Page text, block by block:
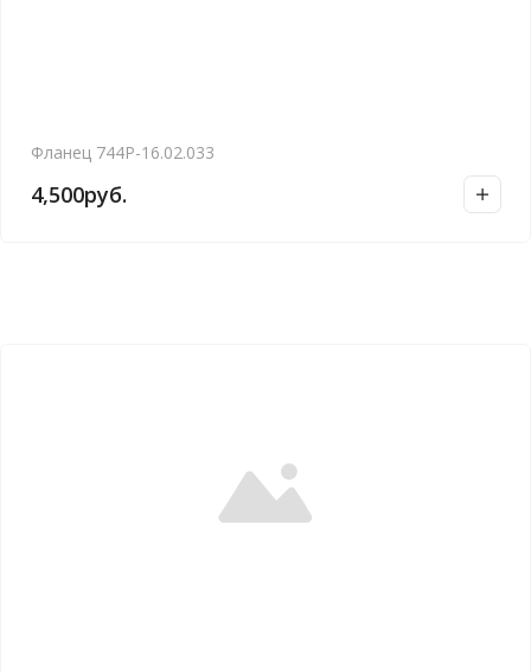
Фланец 744Р-16.02.033
4,500руб.